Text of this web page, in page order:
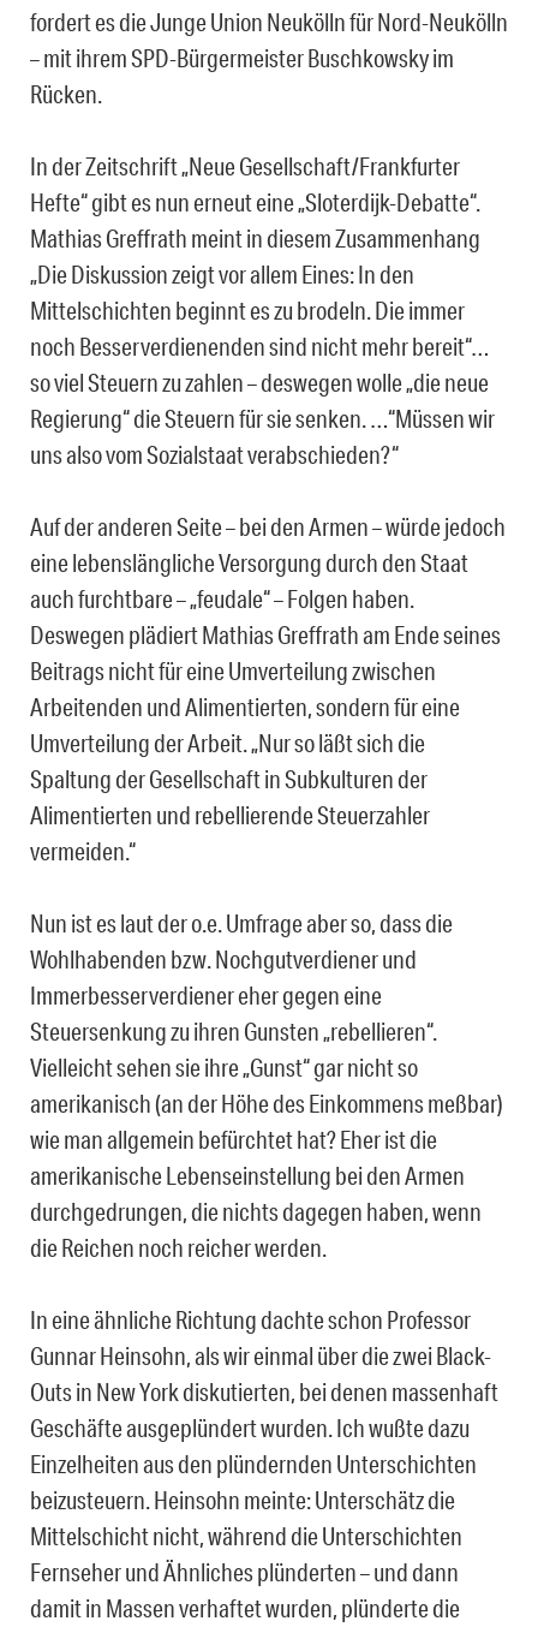
fordert es die Junge Union Neukölln für Nord-Neukölln
– mit ihrem SPD-Bürgermeister Buschkowsky im
Rücken.
In der Zeitschrift „Neue Gesellschaft/Frankfurter
Hefte“ gibt es nun erneut eine „Sloterdijk-Debatte“.
Mathias Greffrath meint in diesem Zusammenhang
„Die Diskussion zeigt vor allem Eines: In den
Mittelschichten beginnt es zu brodeln. Die immer
noch Besserverdienenden sind nicht mehr bereit“…
so viel Steuern zu zahlen – deswegen wolle „die neue
Regierung“ die Steuern für sie senken. …“Müssen wir
uns also vom Sozialstaat verabschieden?“
Auf der anderen Seite – bei den Armen – würde jedoch
eine lebenslängliche Versorgung durch den Staat
auch furchtbare – „feudale“ – Folgen haben.
Deswegen plädiert Mathias Greffrath am Ende seines
Beitrags nicht für eine Umverteilung zwischen
Arbeitenden und Alimentierten, sondern für eine
Umverteilung der Arbeit. „Nur so läßt sich die
Spaltung der Gesellschaft in Subkulturen der
Alimentierten und rebellierende Steuerzahler
vermeiden.“
Nun ist es laut der o.e. Umfrage aber so, dass die
Wohlhabenden bzw. Nochgutverdiener und
Immerbesserverdiener eher gegen eine
Steuersenkung zu ihren Gunsten „rebellieren“.
Vielleicht sehen sie ihre „Gunst“ gar nicht so
amerikanisch (an der Höhe des Einkommens meßbar)
wie man allgemein befürchtet hat? Eher ist die
amerikanische Lebenseinstellung bei den Armen
durchgedrungen, die nichts dagegen haben, wenn
die Reichen noch reicher werden.
In eine ähnliche Richtung dachte schon Professor
Gunnar Heinsohn, als wir einmal über die zwei Black-
Outs in New York diskutierten, bei denen massenhaft
Geschäfte ausgeplündert wurden. Ich wußte dazu
Einzelheiten aus den plündernden Unterschichten
beizusteuern. Heinsohn meinte: Unterschätz die
Mittelschicht nicht, während die Unterschichten
Fernseher und Ähnliches plünderten – und dann
damit in Massen verhaftet wurden, plünderte die